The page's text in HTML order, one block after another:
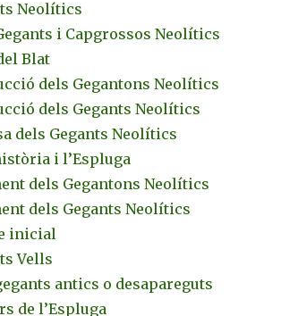
Neolítics
i Capgrossos Neolítics
Blat
dels Gegantons Neolítics
dels Gegants Neolítics
dels Gegants Neolítics
i l’Espluga
dels Gegantons Neolítics
dels Gegants Neolítics
inicial
Vells
antics o desapareguts
de l’Espluga